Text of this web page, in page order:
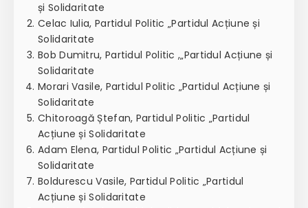
și Solidaritate
Celac Iulia, Partidul Politic „Partidul Acțiune și
Solidaritate
Bob Dumitru, Partidul Politic ,„Partidul Acțiune și
Solidaritate
Morari Vasile, Partidul Politic „Partidul Acțiune și
Solidaritate
Chitoroagă Ștefan, Partidul Politic „Partidul
Acțiune și Solidaritate
Adam Elena, Partidul Politic „Partidul Acțiune și
Solidaritate
Boldurescu Vasile, Partidul Politic „Partidul
Acțiune și Solidaritate